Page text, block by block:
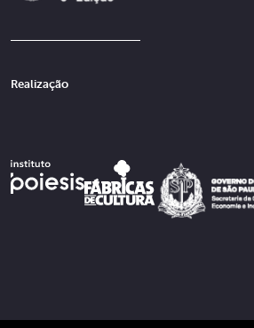
Realização